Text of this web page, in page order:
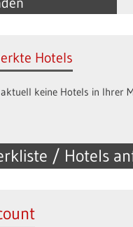
/ Hotels
Hotels
aktuell keine Hotels in Ihrer